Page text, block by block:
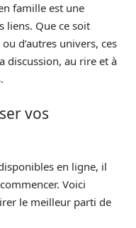
famille est une
liens. Que ce soit
ou d’autres univers, ces
discussion, au rire et à
vos
en ligne, il
Voici
le meilleur parti de